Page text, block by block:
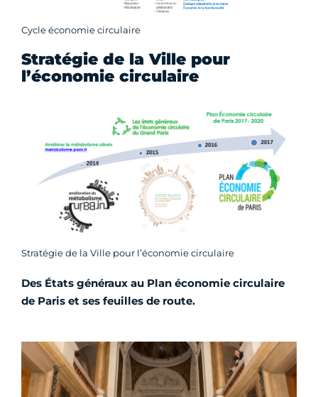
Cycle économie circulaire
Stratégie de la Ville pour
l’économie circulaire
Stratégie de la Ville pour l’économie circulaire
Des États généraux au Plan économie circulaire
de Paris et ses feuilles de route.